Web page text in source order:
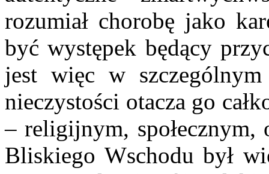
rozumiał chorobę jako
być występek będący
jest więc w szczególnym
nieczystości otacza go
– religijnym, społecznym,
Bliskiego Wschodu był